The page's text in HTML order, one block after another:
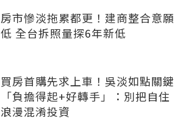
房市慘淡拖累都更！建商整合意願
低 全台拆照量探6年新低
買房首購先求上車！吳淡如點關鍵
「負擔得起+好轉手」：別把自住
浪漫混淆投資